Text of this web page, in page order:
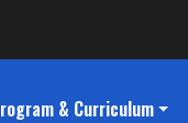
& Curriculum